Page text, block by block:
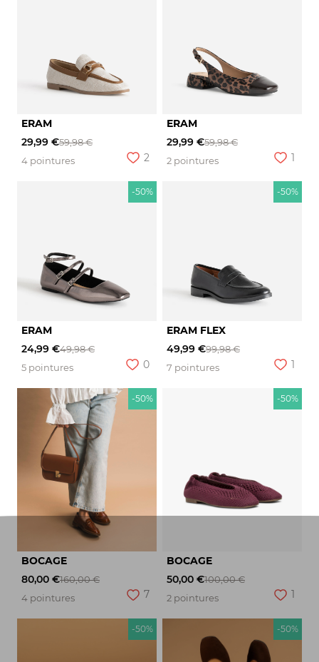
ERAM
29,99 €59,98 €
4 pointures
2
ERAM
29,99 €59,98 €
2 pointures
1
-50%
ERAM
24,99 €49,98 €
5 pointures
0
-50%
ERAM FLEX
49,99 €99,98 €
7 pointures
1
-50%
BOCAGE
80,00 €160,00 €
4 pointures
7
-50%
BOCAGE
50,00 €100,00 €
2 pointures
1
-50% -50%